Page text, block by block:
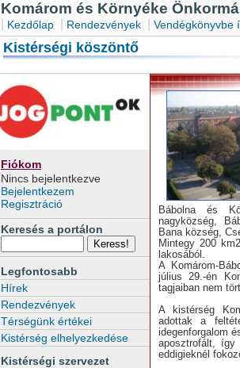
Komárom és Környéke
Kezdőlap Rendezvények Vendégkönyvbe
Kistérségi köszöntő
Fiókom
Nincs bejelentkezve
Bejelentkezem
Regisztráció
Keresés a portálon
Legfontosabb
Hírek
Rendezvények
Térségünk értékei
Kistérség elhelyezkedése
Kistérségi szervezet
Bábolna és
nagyközség,
Bana község,
Mintegy 200
lakosából.
A Komárom-
július 29.-én
tagjaiban nem
A kistérség
adottak a
idegenforgalom
aposztrofált, így
eddigieknél